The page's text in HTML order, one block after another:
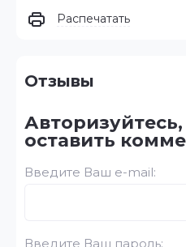
Распечатать
Отзывы
оставить
Введите Ваш e-mail:
Введите Ваш пароль: